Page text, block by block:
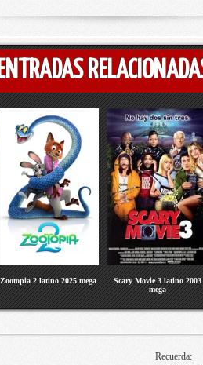
Zootopia 2 latino 2025 mega
Scary Movie 3 latino 2003
mega
Recuerda: